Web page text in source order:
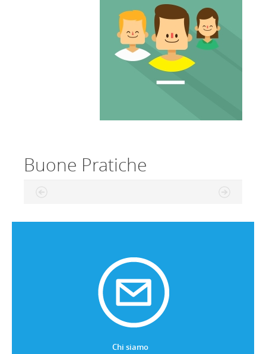
Buone Pratiche
Chi siamo